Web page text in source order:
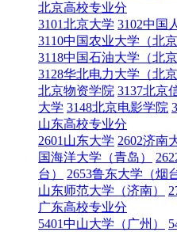
北京高校专业分
3101北京大学 3102中国
3110中国农业大学（北京
3118中国石油大学（北京
3128华北电力大学（北京
北京物资学院 3137北京
大学 3148北京电影学院
山东高校专业分
2601山东大学 2602济南
国海洋大学（青岛）
台）
2653鲁东大学（烟
山东师范大学（济南）
广东高校专业分
5401中山大学（广州）